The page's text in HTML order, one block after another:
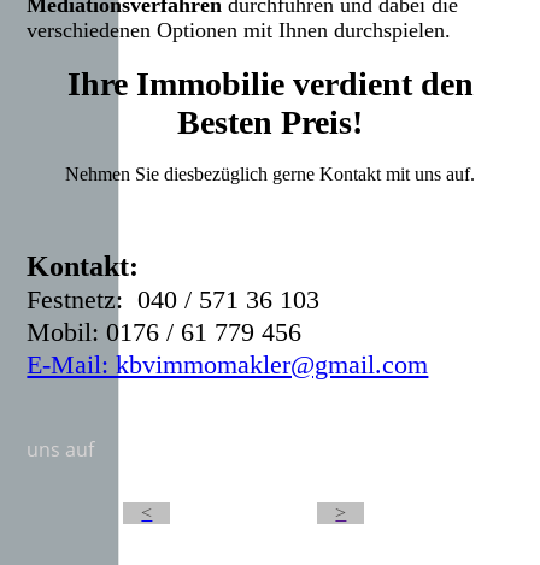
Mediationsverfahrendurchführen und dabei die
verschiedenen Optionen mit Ihnen durchspielen.
Ihre Immobilie verdient den
Besten Preis!
Nehmen Sie diesbezüglich gerne Kontakt mit uns auf.
Kontakt:
Festnetz: 040 / 571 36 103
Mobil: 0176 / 61 779 456
E-Mail: kbvimmomakler@gmail.com
uns auf
< >